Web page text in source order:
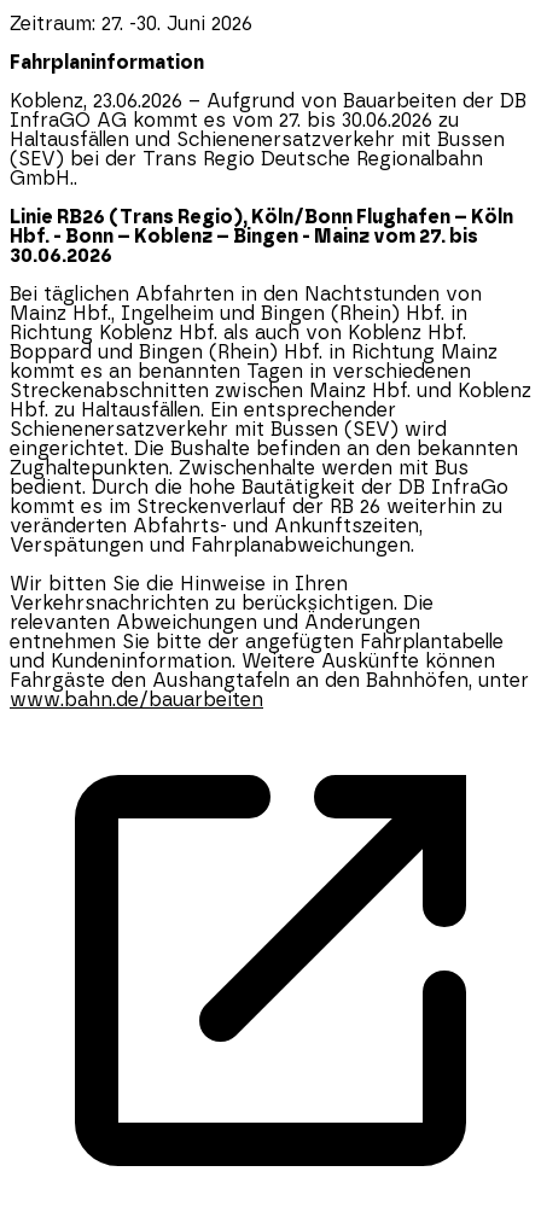
Zeitraum: 27. -30. Juni 2026
Fahrplaninformation
Koblenz, 23.06.2026 – Aufgrund von Bauarbeiten der DB
InfraGO AG kommt es vom 27. bis 30.06.2026 zu
Haltausfällen und Schienenersatzverkehr mit Bussen
(SEV) bei der Trans Regio Deutsche Regionalbahn
GmbH..
Linie RB26 (Trans Regio), Köln/Bonn Flughafen – Köln
Hbf. - Bonn – Koblenz – Bingen - Mainz vom 27. bis
30.06.2026
Bei täglichen Abfahrten in den Nachtstunden von
Mainz Hbf., Ingelheim und Bingen (Rhein) Hbf. in
Richtung Koblenz Hbf. als auch von Koblenz Hbf.
Boppard und Bingen (Rhein) Hbf. in Richtung Mainz
kommt es an benannten Tagen in verschiedenen
Streckenabschnitten zwischen Mainz Hbf. und Koblenz
Hbf. zu Haltausfällen. Ein entsprechender
Schienenersatzverkehr mit Bussen (SEV) wird
eingerichtet. Die Bushalte befinden an den bekannten
Zughaltepunkten. Zwischenhalte werden mit Bus
bedient. Durch die hohe Bautätigkeit der DB InfraGo
kommt es im Streckenverlauf der RB 26 weiterhin zu
veränderten Abfahrts- und Ankunftszeiten,
Verspätungen und Fahrplanabweichungen.
Wir bitten Sie die Hinweise in Ihren
Verkehrsnachrichten zu berücksichtigen. Die
relevanten Abweichungen und Änderungen
entnehmen Sie bitte der angefügten Fahrplantabelle
und Kundeninformation. Weitere Auskünfte können
Fahrgäste den Aushangtafeln an den Bahnhöfen, unter
www.bahn.de/bauarbeiten